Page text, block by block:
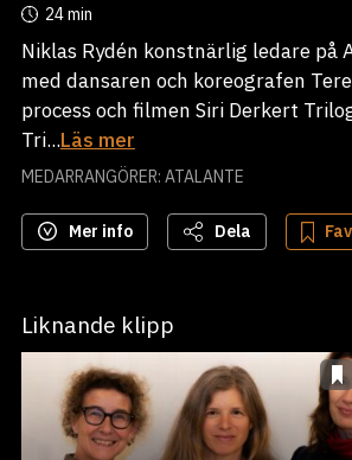
24 min
Niklas Rydén konstnärlig ledare på
med dansaren och koreografen
process och filmen Siri Derkert
Tri...Läs mer
MEDARRANGÖRER: ATALANTE
Mer info Dela
Liknande klipp